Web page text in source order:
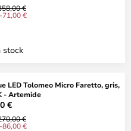
€
71,00 €
stock
LED Tolomeo Micro Faretto, gris,
- Artemide
€
€
86,00 €